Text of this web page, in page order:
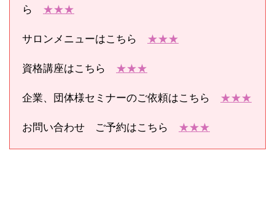
ら ★★★
サロンメニューはこちら ★★★
資格講座はこちら ★★★
企業、団体様セミナーのご依頼はこちら ★★★
お問い合わせ ご予約はこちら ★★★